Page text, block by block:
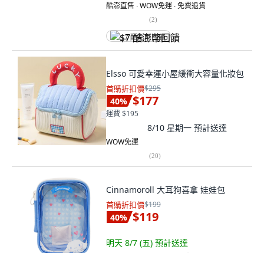
酷澎直售 ∙ WOW免運 ∙ 免費退貨
(2)
$7 酷澎幣回饋
Elsso 可愛幸運小屋緩衝大容量化妝包
首購折扣價$295
40% $177
運費 $195
8/10 星期一 預計送達
WOW免運
(20)
Cinnamoroll 大耳狗喜拿 娃娃包
首購折扣價$199
40% $119
明天 8/7 (五) 預計送達